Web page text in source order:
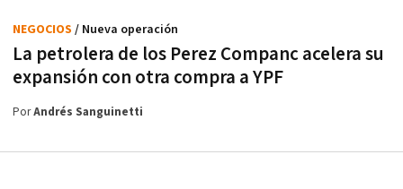
La petrolera de los Perez Companc acelera su
expansión con otra compra a YPF
NEGOCIOS / Nueva operación
PorAndrés Sanguinetti